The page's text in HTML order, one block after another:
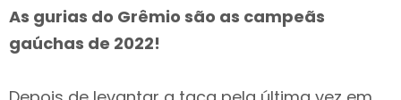
As gurias do Grêmio são as campeãs
gaúchas de 2022!